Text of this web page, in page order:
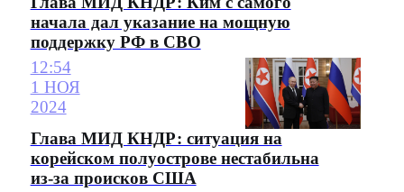
начала дал указание на мощную
поддержку РФ в СВО
12:54
1 НОЯ
2024
Глава МИД КНДР: ситуация на
корейском полуострове нестабильна
из-за происков США